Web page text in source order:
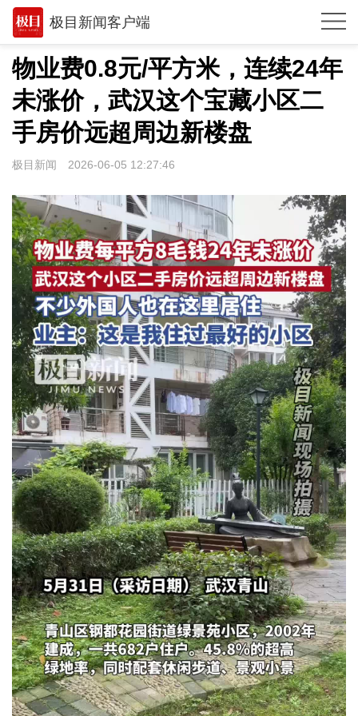
极目新闻客户端
推荐
观点
时政
湖北
世相
环球
专题
极客圈
经济
城建
科教
健康
悠游
相亲
汽车
房产
消费
创意
文化
物业费0.8元/平方米，连续24年
未涨价，武汉这个宝藏小区二
手房价远超周边新楼盘
极目新闻 2026-06-05 12:27:46